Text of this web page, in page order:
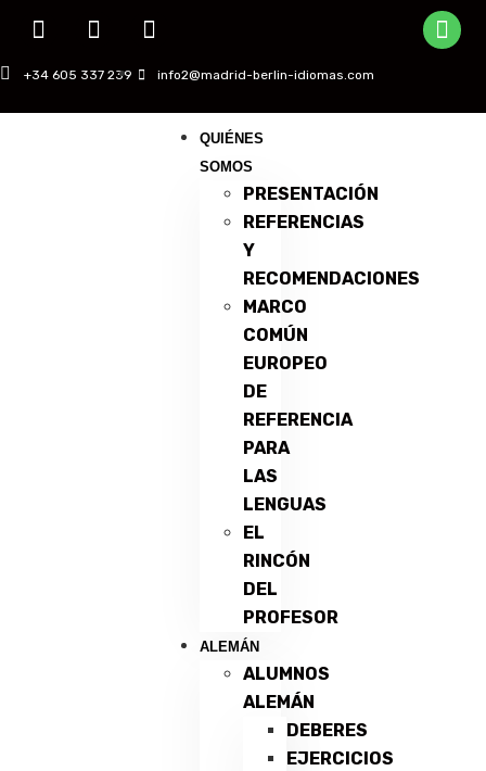
+34 605 337 239 info2@madrid-berlin-idiomas.com
QUIÉNES
SOMOS
PRESENTACIÓN
REFERENCIAS
Y
RECOMENDACIONES
MARCO
COMÚN
EUROPEO
DE
REFERENCIA
PARA
LAS
LENGUAS
EL
RINCÓN
DEL
PROFESOR
ALEMÁN
ALUMNOS
ALEMÁN
DEBERES
EJERCICIOS